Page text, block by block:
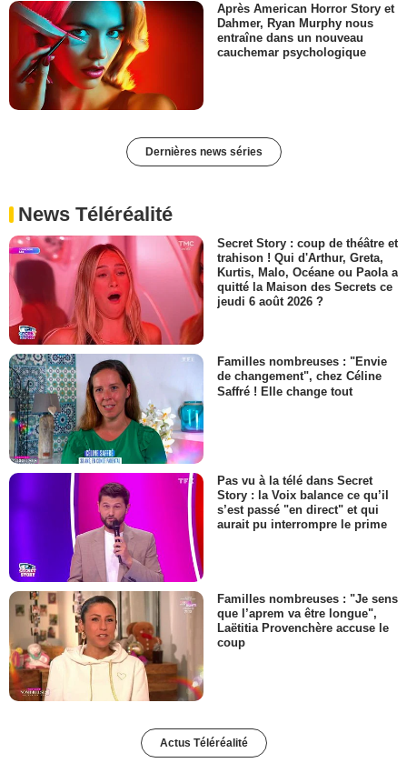
Après American Horror Story et
Dahmer, Ryan Murphy nous
entraîne dans un nouveau
cauchemar psychologique
Dernières news séries
News Téléréalité
Secret Story : coup de théâtre et
trahison ! Qui d'Arthur, Greta,
Kurtis, Malo, Océane ou Paola a
quitté la Maison des Secrets ce
jeudi 6 août 2026 ?
Familles nombreuses : "Envie
de changement", chez Céline
Saffré ! Elle change tout
Pas vu à la télé dans Secret
Story : la Voix balance ce qu’il
s’est passé "en direct" et qui
aurait pu interrompre le prime
Familles nombreuses : "Je sens
que l’aprem va être longue",
Laëtitia Provenchère accuse le
coup
Actus Téléréalité